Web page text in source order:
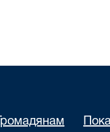
Громадянам